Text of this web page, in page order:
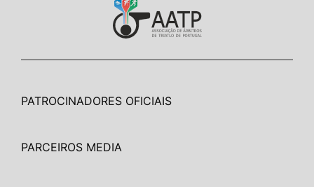
PATROCINADORES OFICIAIS
PARCEIROS MEDIA